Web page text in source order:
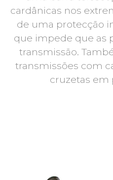
cardânicas nos
de uma protecção
que impede que as
transmissão.
transmissões com
cruzetas em